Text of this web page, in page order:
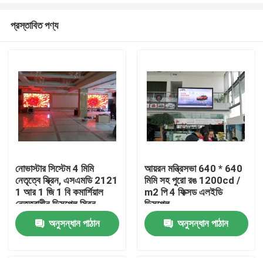
প্রস্তাবিত পণ্য
নোভাস্টার সিস্টেম 4 মিমি
নেতৃত্বে স্ক্রিন, এসএমডি 2121
1 আর 1 জি 1 বি কমার্শিয়াল
নেতৃত্বাধীন ডিসপ্লে স্ক্রিন
অনুসন্ধান পাঠান
আয়রন মন্ত্রিসভা 640 * 640
মিমি সহ পুরো রঙ 1200cd /
m2 পি 4 ফিক্সড এলইডি
ডিসপ্লে
অনুসন্ধান পাঠান